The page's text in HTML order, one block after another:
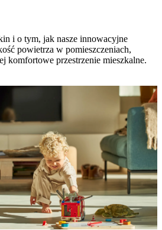
i o tym, jak nasze innowacyjne
powietrza w pomieszczeniach,
komfortowe przestrzenie mieszkalne.